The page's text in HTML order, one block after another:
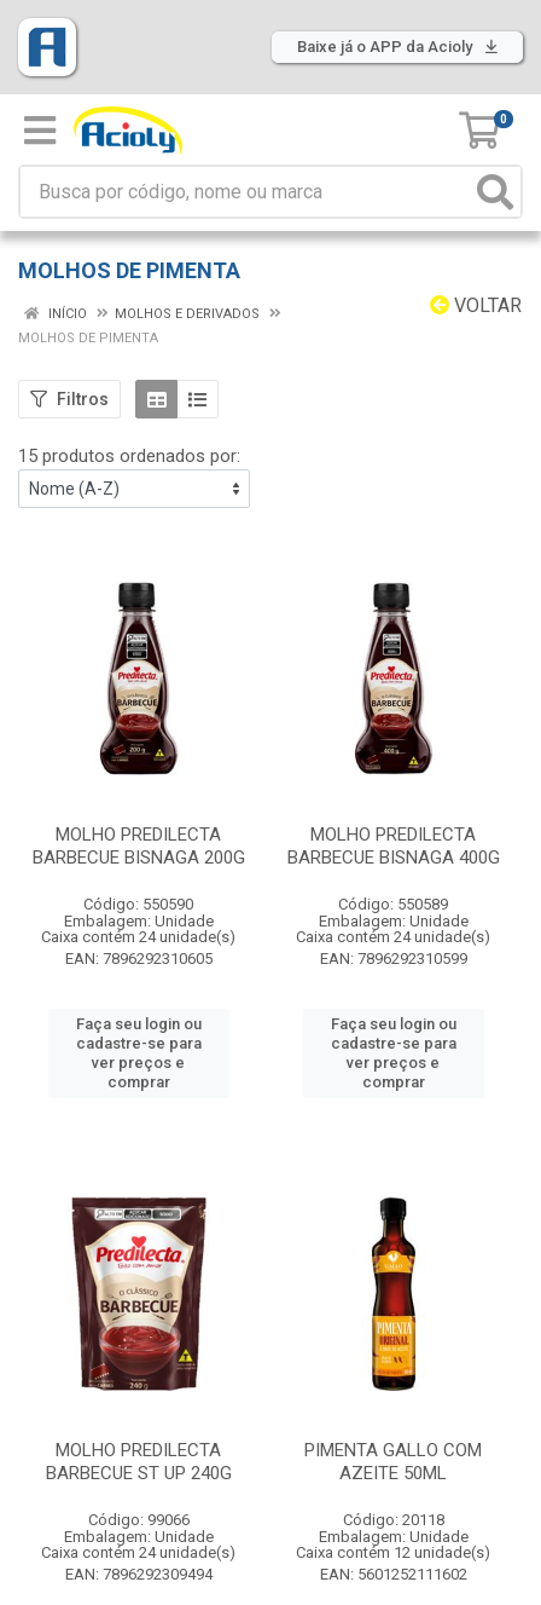
Baixe já o APP da Acioly
0
MOLHOS DE PIMENTA
VOLTAR
INÍCIO
MOLHOS E DERIVADOS
MOLHOS DE PIMENTA
Filtros
15 produtos ordenados por:
MOLHO PREDILECTA
BARBECUE BISNAGA 200G
Código: 550590
Embalagem: Unidade
Caixa contém 24 unidade(s)
EAN: 7896292310605
Faça seu login ou
cadastre-se para
ver preços e
comprar
MOLHO PREDILECTA
BARBECUE BISNAGA 400G
Código: 550589
Embalagem: Unidade
Caixa contém 24 unidade(s)
EAN: 7896292310599
Faça seu login ou
cadastre-se para
ver preços e
comprar
MOLHO PREDILECTA
BARBECUE ST UP 240G
Código: 99066
Embalagem: Unidade
Caixa contém 24 unidade(s)
EAN: 7896292309494
PIMENTA GALLO COM
AZEITE 50ML
Código: 20118
Embalagem: Unidade
Caixa contém 12 unidade(s)
EAN: 5601252111602